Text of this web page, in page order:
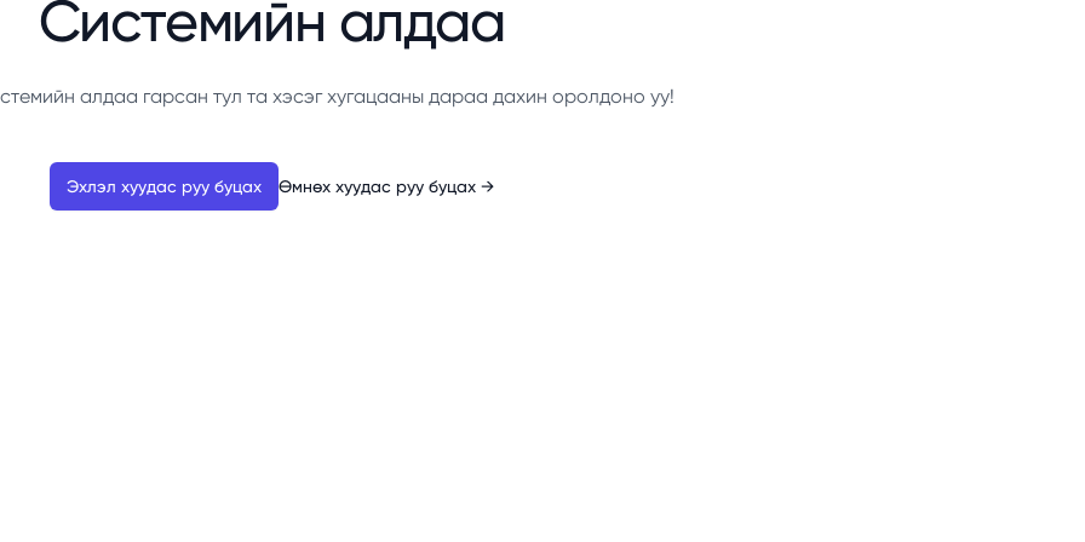
Системийн алдаа
алдаа гарсан тул та хэсэг хугацааны дараа дахин оролдоно уу!
Эхлэл хуудас руу буцах Өмнөх хуудас руу буцах →